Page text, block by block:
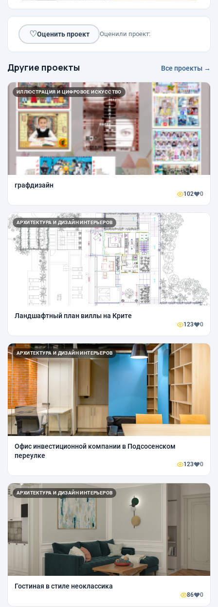
♡Оценить проект Оценили проект:
Другие проекты Все проекты →
ИЛЛЮСТРАЦИЯ И ЦИФРОВОЕ ИСКУССТВО
графдизайн
102 0
АРХИТЕКТУРА И ДИЗАЙН ИНТЕРЬЕРОВ
Ландшафтный план виллы на Крите
123 0
АРХИТЕКТУРА И ДИЗАЙН ИНТЕРЬЕРОВ
Офис инвестиционной компании в Подсосенском
переулке
123 0
АРХИТЕКТУРА И ДИЗАЙН ИНТЕРЬЕРОВ
Гостиная в стиле неоклассика
86 0